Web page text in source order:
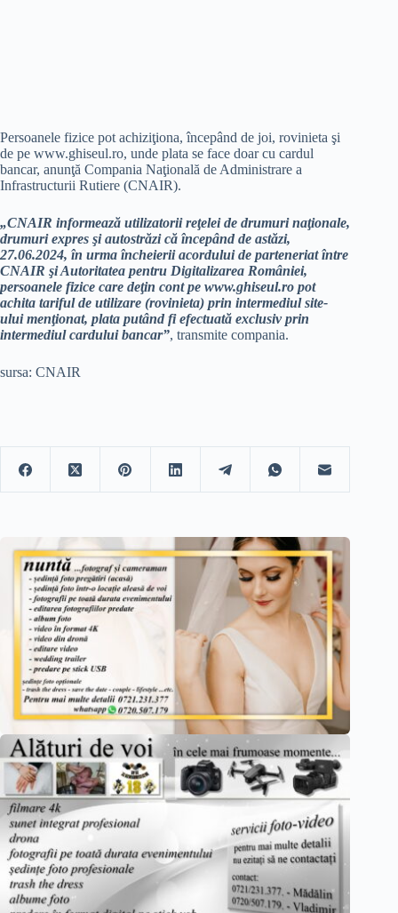
Persoanele fizice pot achiziţiona, începând de joi, rovinieta şi
de pe www.ghiseul.ro, unde plata se face doar cu cardul
bancar, anunţă Compania Naţională de Administrare a
Infrastructurii Rutiere (CNAIR).
„CNAIR informează utilizatorii reţelei de drumuri naţionale,
drumuri expres şi autostrăzi că începând de astăzi,
27.06.2024, în urma încheierii acordului de parteneriat între
CNAIR şi Autoritatea pentru Digitalizarea României,
persoanele fizice care deţin cont pe www.ghiseul.ro pot
achita tariful de utilizare (rovinieta) prin intermediul site-
ului menţionat, plata putând fi efectuată exclusiv prin
intermediul cardului bancar”, transmite compania.
sursa: CNAIR